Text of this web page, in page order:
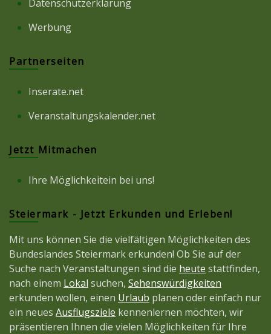
Datenschutzerklärung
Werbung
Partnerseiten
Inserate.net
Veranstaltungskalender.net
Jetzt Mitmachen
Ihre Möglichkeitein bei uns!
Steiermark - Jetzt Erkunden und Erleben!
Mit uns können Sie die vielfältigen Möglichkeiten des
Bundeslandes Steiermark erkunden! Ob Sie auf der
Suche nach Veranstaltungen sind die heute stattfinden,
nach einem Lokal suchen, Sehenswürdigkeiten
erkunden wollen, einen Urlaub planen oder einfach nur
ein neues Ausflugsziele kennenlernen möchten, wir
präsentieren Ihnen die vielen Möglichkeiten für Ihre